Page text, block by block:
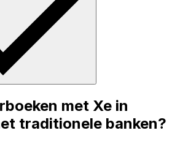
met Xe in
traditionele banken?